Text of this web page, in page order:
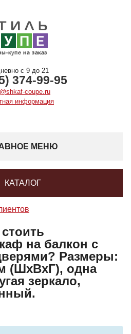
с 9 до 21
374-99-95
coupe.ru
информация
МЕНЮ
КАТАЛОГ
на балкон с
Размеры:
(ШхВхГ), одна
зеркало,